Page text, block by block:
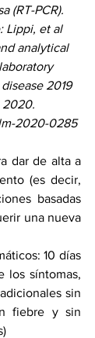
(RT-PCR).
Lippi, et al
analytical
2019
2020.
2020-0285
dar de alta a
(es decir,
basadas
una nueva
10 días
los síntomas,
sin
fiebre y sin